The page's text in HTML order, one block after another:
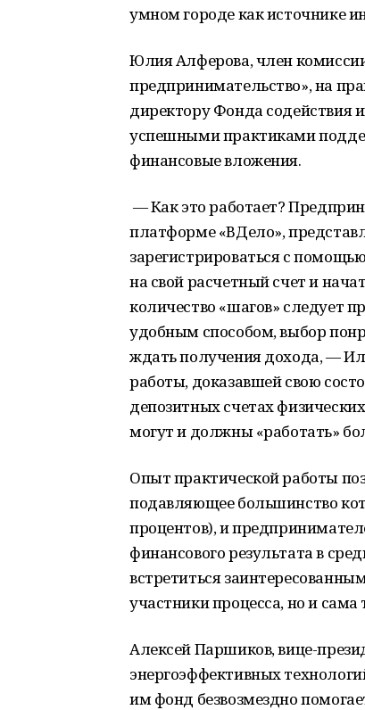
умном городе как источнике
Юлия Алферова, член
предпринимательство», на
директору Фонда содействия
успешными практиками
финансовые вложения.
— Как это работает?
платформе «ВДело»,
зарегистрироваться с
на свой расчетный счет и
количество «шагов» следует
удобным способом, выбор
ждать получения дохода, —
работы, доказавшей свою
депозитных счетах
могут и должны «работать»
Опыт практической работы
подавляющее большинство
процентов), и
финансового результата в
встретиться
участники процесса, но и сама
Алексей Паршиков, вице-
энергоэффективных
им фонд безвозмездно